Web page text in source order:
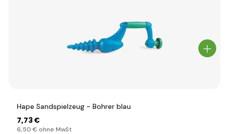
Hape Sandspielzeug - Bohrer blau
7,73 €
6,50 € ohne MwSt